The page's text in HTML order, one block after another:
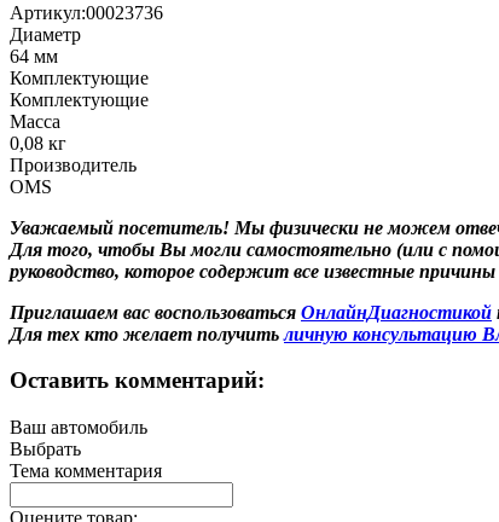
Артикул:00023736
Диаметр
64 мм
Комплектующие
Комплектующие
Масса
0,08 кг
Производитель
OMS
Уважаемый посетитель! Мы физически не можем
Для того, чтобы Вы могли самостоятельно (или с
руководство, которое содержит все известные
Приглашаем вас воспользоваться ОнлайнДиагностикой
Для тех кто желает получитьличную консультацию
Оставить комментарий:
Ваш автомобиль
Выбрать
Тема комментария
Оцените товар: